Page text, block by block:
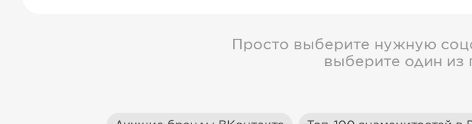
Просто выберите нужную
выберите один из